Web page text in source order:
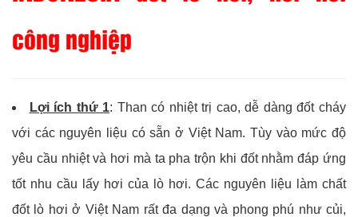
công nghiệp
Lợi ích thứ 1: Than có nhiệt trị cao, dễ dàng đốt cháy
với các nguyên liệu có sẵn ở Việt Nam. Tùy vào mức độ
yêu cầu nhiệt và hơi mà ta pha trộn khi đốt nhằm đáp ứng
tốt nhu cầu lấy hơi của lò hơi. Các nguyên liệu làm chất
đốt lò hơi ở Việt Nam rất đa dạng và phong phú như củi,